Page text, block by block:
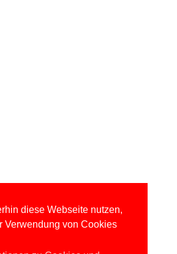
diese Webseite nutzen,
Verwendung von Cookies